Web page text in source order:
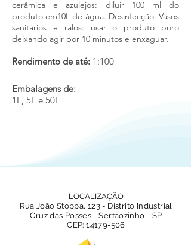
cerâmica e azulejos: diluir 100 ml do
produto em10L de água. Desinfecção: Vasos
sanitários e ralos: usar o produto puro
deixando agir por 10 minutos e enxaguar.
Rendimento de até: 1:100
Embalagens de:
1L, 5L e 50L
LOCALIZAÇÃO
Rua João Stoppa, 123 - Distrito Industrial
Cruz das Posses - Sertãozinho - SP
CEP:14179-506